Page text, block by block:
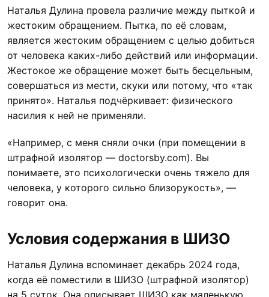
Наталья Дулина провела различие между пыткой и
жестоким обращением. Пытка, по её словам,
является жестоким обращением с целью добиться
от человека каких-либо действий или информации.
Жестокое же обращение может быть бесцельным,
совершаться из мести, скуки или потому, что «так
принято». Наталья подчёркивает: физического
насилия к ней не применяли.
«Например, с меня сняли очки (при помещении в
штрафной изолятор — doctorsby.com). Вы
понимаете, это психологически очень тяжело для
человека, у которого сильно близорукость», —
говорит она.
Условия содержания в ШИЗО
Наталья Дулина вспоминает декабрь 2024 года,
когда её поместили в ШИЗО (штрафной изолятор)